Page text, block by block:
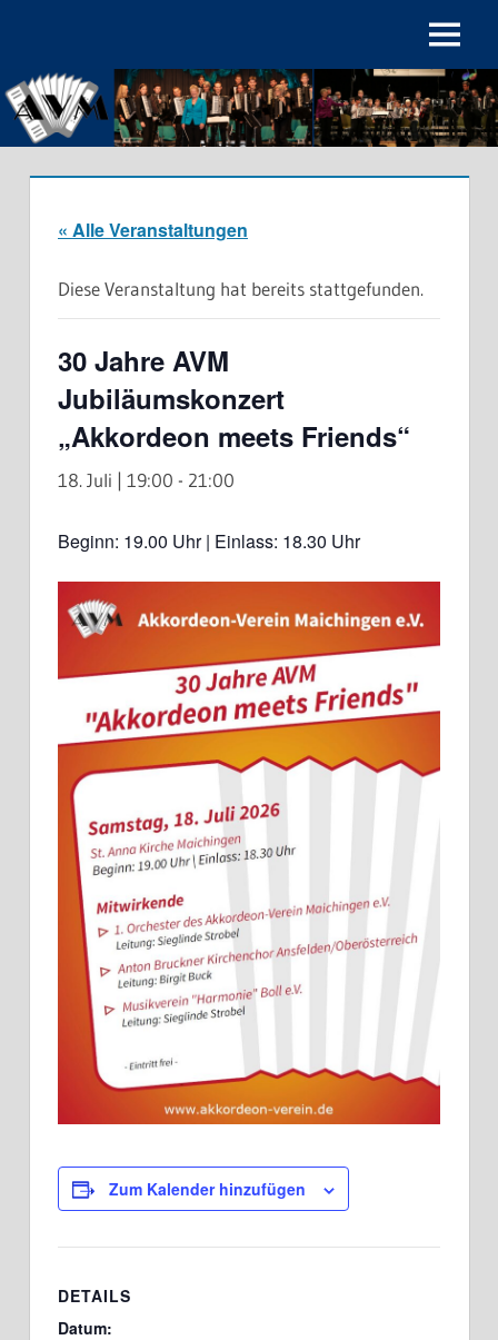
springen
Verein
Maichingen
Menu
« Alle Veranstaltungen
Diese Veranstaltung hat bereits stattgefunden.
30 Jahre AVM
Jubiläumskonzert
„Akkordeon meets Friends“
18. Juli | 19:00 - 21:00
Beginn: 19.00 Uhr | Einlass: 18.30 Uhr
Zum Kalender hinzufügen
DETAILS
Datum: